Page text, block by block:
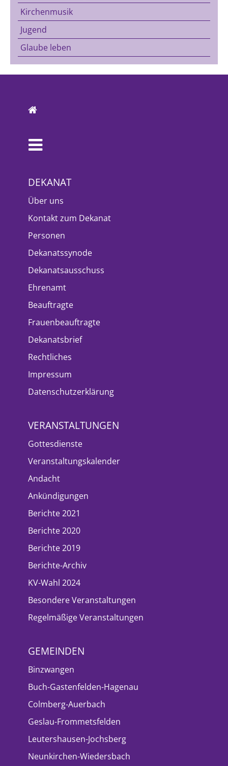
Kirchenmusik
Jugend
Glaube leben
DEKANAT
Über uns
Kontakt zum Dekanat
Personen
Dekanatssynode
Dekanatsausschuss
Ehrenamt
Beauftragte
Frauenbeauftragte
Dekanatsbrief
Rechtliches
Impressum
Datenschutzerklärung
VERANSTALTUNGEN
Gottesdienste
Veranstaltungskalender
Andacht
Ankündigungen
Berichte 2021
Berichte 2020
Berichte 2019
Berichte-Archiv
KV-Wahl 2024
Besondere Veranstaltungen
Regelmäßige Veranstaltungen
GEMEINDEN
Binzwangen
Buch-Gastenfelden-Hagenau
Colmberg-Auerbach
Geslau-Frommetsfelden
Leutershausen-Jochsberg
Neunkirchen-Wiedersbach